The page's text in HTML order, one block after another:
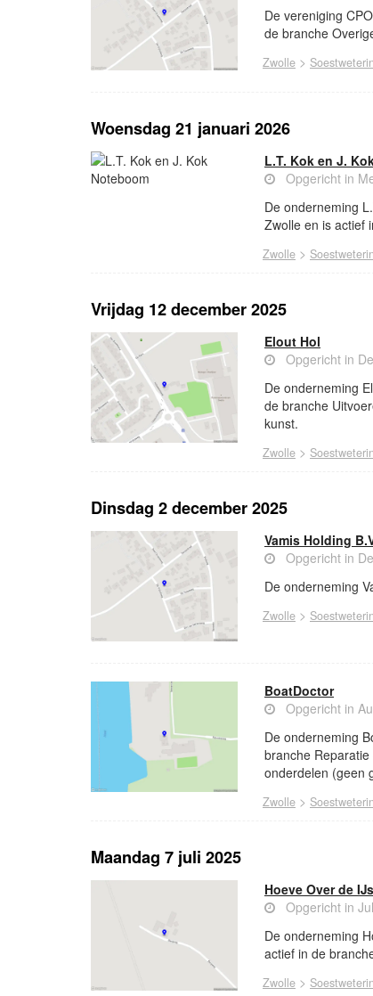
De vereniging
de branche
Zwolle >
Woensdag 21 januari 2026
L.T. Kok en J.
Opgericht in
De onderneming
Zwolle en is actief
Zwolle >
Vrijdag 12 december 2025
Elout Hol
Opgericht in
De onderneming
de branche
kunst.
Zwolle >
Dinsdag 2 december 2025
Vamis Holding
Opgericht in
De onderneming
Zwolle >
BoatDoctor
Opgericht in
De onderneming
branche
onderdelen (geen
Zwolle >
Maandag 7 juli 2025
Hoeve Over de
Opgericht in
De onderneming
actief in de
Zwolle >